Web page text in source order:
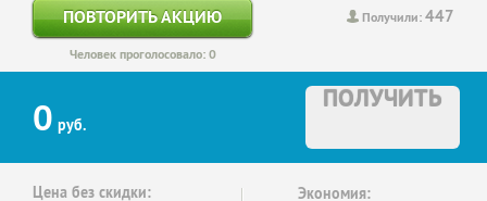
Получили:447
ПОВТОРИТЬ АКЦИЮ
Человек проголосовало: 0
0 руб.
ПОЛУЧИТЬ
Цена без скидки: Экономия: